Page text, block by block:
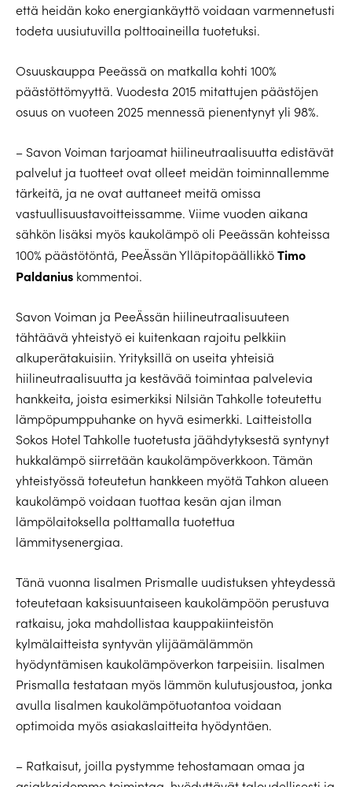
että heidän koko energiankäyttö voidaan varmennetusti
todeta uusiutuvilla polttoaineilla tuotetuksi.
Osuuskauppa Peeässä on matkalla kohti 100%
päästöttömyyttä. Vuodesta 2015 mitattujen päästöjen
osuus on vuoteen 2025 mennessä pienentynyt yli 98%.
– Savon Voiman tarjoamat hiilineutraalisuutta edistävät
palvelut ja tuotteet ovat olleet meidän toiminnallemme
tärkeitä, ja ne ovat auttaneet meitä omissa
vastuullisuustavoitteissamme. Viime vuoden aikana
sähkön lisäksi myös kaukolämpö oli Peeässän kohteissa
100% päästötöntä, PeeÄssän YlläpitopäällikköTimo
Paldanius kommentoi.
Savon Voiman ja PeeÄssän hiilineutraalisuuteen
tähtäävä yhteistyö ei kuitenkaan rajoitu pelkkiin
alkuperätakuisiin. Yrityksillä on useita yhteisiä
hiilineutraalisuutta ja kestävää toimintaa palvelevia
hankkeita, joista esimerkiksi Nilsiän Tahkolle toteutettu
lämpöpumppuhanke on hyvä esimerkki. Laitteistolla
Sokos Hotel Tahkolle tuotetusta jäähdytyksestä syntynyt
hukkalämpö siirretään kaukolämpöverkkoon. Tämän
yhteistyössä toteutetun hankkeen myötä Tahkon alueen
kaukolämpö voidaan tuottaa kesän ajan ilman
lämpölaitoksella polttamalla tuotettua
lämmitysenergiaa.
Tänä vuonna Iisalmen Prismalle uudistuksen yhteydessä
toteutetaan kaksisuuntaiseen kaukolämpöön perustuva
ratkaisu, joka mahdollistaa kauppakiinteistön
kylmälaitteista syntyvän ylijäämälämmön
hyödyntämisen kaukolämpöverkon tarpeisiin. Iisalmen
Prismalla testataan myös lämmön kulutusjoustoa, jonka
avulla Iisalmen kaukolämpötuotantoa voidaan
optimoida myös asiakaslaitteita hyödyntäen.
– Ratkaisut, joilla pystymme tehostamaan omaa ja